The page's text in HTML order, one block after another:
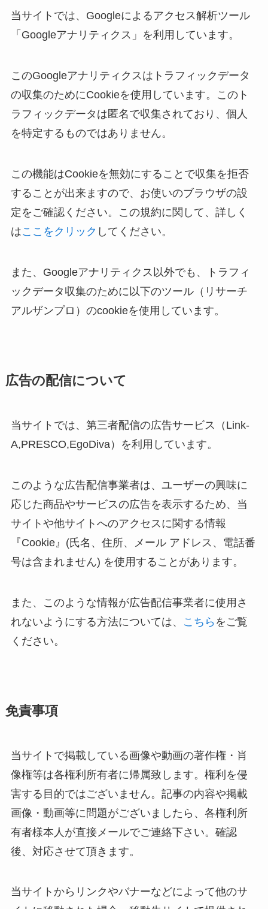
当サイトでは、Googleによるアクセス解析ツール
「Googleアナリティクス」を利用しています。
このGoogleアナリティクスはトラフィックデータ
の収集のためにCookieを使用しています。このト
ラフィックデータは匿名で収集されており、個人
を特定するものではありません。
この機能はCookieを無効にすることで収集を拒否
することが出来ますので、お使いのブラウザの設
定をご確認ください。この規約に関して、詳しく
はここをクリック してください。
また、Googleアナリティクス以外でも、トラフィ
ックデータ収集のために以下のツール（リサーチ
アルザンプロ）のcookieを使用しています。
広告の配信について
当サイトでは、第三者配信の広告サービス（Link-
A,PRESCO,EgoDiva ）を利用しています。
このような広告配信事業者は、ユーザーの興味に
応じた商品やサービスの広告を表示するため、当
サイトや他サイトへのアクセスに関する情報
『Cookie』(氏名、住所、メール アドレス、電話番
号は含まれません) を使用することがあります。
また、このような情報が広告配信事業者に使用さ
れないようにする方法については、
こちら をご覧
ください。
免責事項
当サイトで掲載している画像や動画の著作権・肖
像権等は各権利所有者に帰属致します。権利を侵
害する目的ではございません。記事の内容や掲載
画像・動画等に問題がございましたら、各権利所
有者様本人が直接メールでご連絡下さい。確認
後、対応させて頂きます。
当サイトからリンクやバナーなどによって他のサ